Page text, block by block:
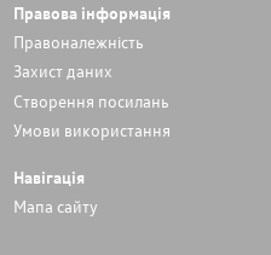
Правова інформація
Правоналежність
Захист даних
Cтворення посилань
Умови використання
Навігація
Мапа сайту